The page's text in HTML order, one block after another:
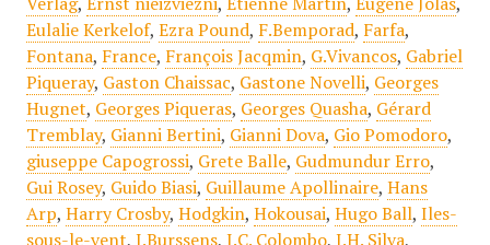
Eulalie Kerkelof, Ezra Pound, F.Bemporad, Farfa,
Fontana, France, François Jacqmin, G.Vivancos, Gabriel
Piqueray, Gaston Chaissac, Gastone Novelli, Georges
Hugnet, Georges Piqueras, Georges Quasha, Gérard
Tremblay, Gianni Bertini, Gianni Dova, Gio Pomodoro,
giuseppe Capogrossi, Grete Balle, Gudmundur Erro,
Gui Rosey, Guido Biasi, Guillaume Apollinaire, Hans
Arp, Harry Crosby, Hodgkin, Hokousai, Hugo Ball, Iles-
sous-le-vent, J.Burssens, J.C. Colombo, J.H. Silva,